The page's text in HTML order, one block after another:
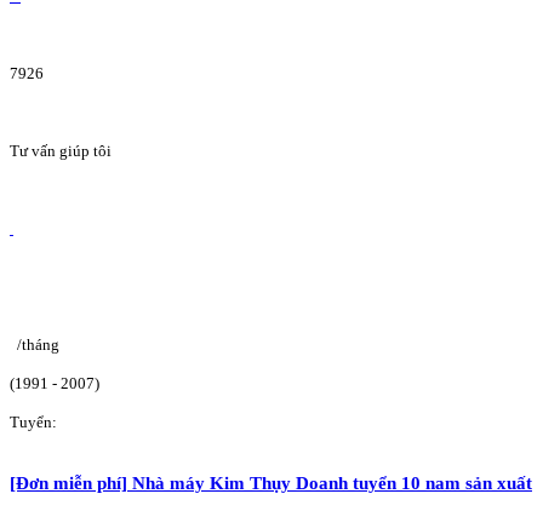
7926
Tư vấn giúp tôi
/tháng
(1991 - 2007)
Tuyển:
[Đơn miễn phí] Nhà máy Kim Thụy Doanh tuyển 10 nam sản xuất